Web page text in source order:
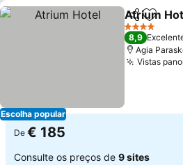
Escolha popular
Partilhar
Atrium
4 Estrelas
8,9
Agia
Vistas
De € 185
Consulte os preços de 9 sites